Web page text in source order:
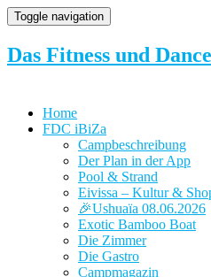
Toggle navigation
Das Fitness und
Home
FDC iBiZa
Campbeschreibung
Der Plan in der App
Pool & Strand
Eivissa – Kultur &
🎉Ushuaïa 08.06.2026
Exotic Bamboo Boat
Die Zimmer
Die Gastro
Campmagazin